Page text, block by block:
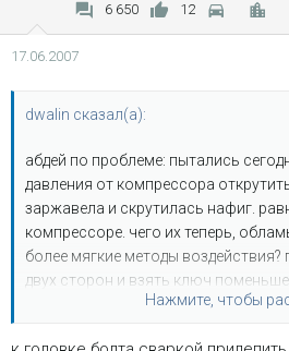
6 650 12
17.06.2007
dwalin сказал(а):
абдей по проблеме: пытались
давления от компрессора
заржавела и скрутилась нафиг.
компрессоре. чего их теперь,
более мягкие методы воздействия?
двух сторон и взять ключ
думаете? болгаркой срезать -- там
Нажмите, чтобы